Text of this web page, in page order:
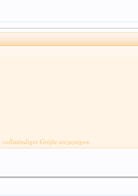
Größe anzuzeigen.